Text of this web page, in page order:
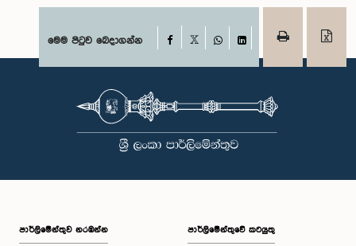
මෙම පිටුව බෙදාගන්න Facebook
WhatsAppLinkedIn
පාර්ලි‌මේන්තුව නරඹන්න පාර්ලිමේන්තුවේ කටයුතු